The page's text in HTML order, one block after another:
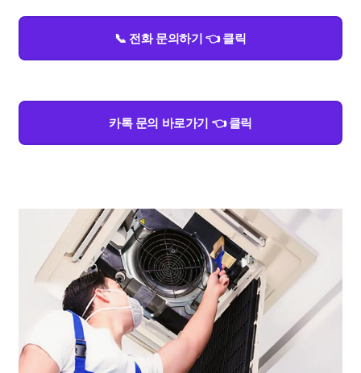
📞 전화 문의하기 👈 클릭
카톡 문의 바로가기 👈 클릭